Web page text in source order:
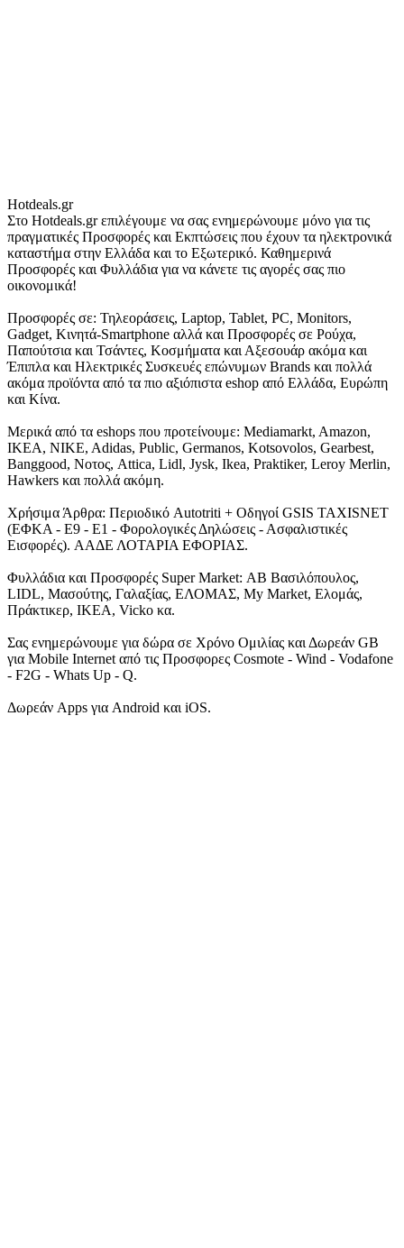
Hotdeals.gr
Στο Hotdeals.gr επιλέγουμε να σας ενημερώνουμε μόνο για τις
πραγματικές Προσφορές και Εκπτώσεις που έχουν τα ηλεκτρονικά
καταστήμα στην Ελλάδα και το Εξωτερικό. Καθημερινά
Προσφορές και Φυλλάδια για να κάνετε τις αγορές σας πιο
οικονομικά!
Προσφορές σε: Τηλεοράσεις, Laptop, Tablet, PC, Monitors,
Gadget, Κινητά-Smartphone αλλά και Προσφορές σε Ρούχα,
Παπούτσια και Τσάντες, Κοσμήματα και Αξεσουάρ ακόμα και
Έπιπλα και Ηλεκτρικές Συσκευές επώνυμων Brands και πολλά
ακόμα προϊόντα από τα πιο αξιόπιστα eshop από Ελλάδα, Ευρώπη
και Κίνα.
Μερικά από τα eshops που προτείνουμε: Mediamarkt, Amazon,
IKEA, NIKE, Adidas, Public, Germanos, Kotsovolos, Gearbest,
Banggood, Νοτος, Attica, Lidl, Jysk, Ikea, Praktiker, Leroy Merlin,
Hawkers και πολλά ακόμη.
Χρήσιμα Άρθρα: Περιοδικό Autotriti + Οδηγοί GSIS TAXISNET
(ΕΦΚΑ - Ε9 - Ε1 - Φορολογικές Δηλώσεις - Ασφαλιστικές
Εισφορές). ΑΑΔΕ ΛΟΤΑΡΙΑ ΕΦΟΡΙΑΣ.
Φυλλάδια και Προσφορές Super Market: ΑΒ Βασιλόπουλος,
LIDL, Μασούτης, Γαλαξίας, ΕΛΟΜΑΣ, My Market, Ελομάς,
Πράκτικερ, ΙΚΕΑ, Vicko κα.
Σας ενημερώνουμε για δώρα σε Χρόνο Ομιλίας και Δωρεάν GB
για Mobile Internet από τις Προσφορες Cosmote - Wind - Vodafone
- F2G - Whats Up - Q.
Δωρεάν Apps για Android και iOS.